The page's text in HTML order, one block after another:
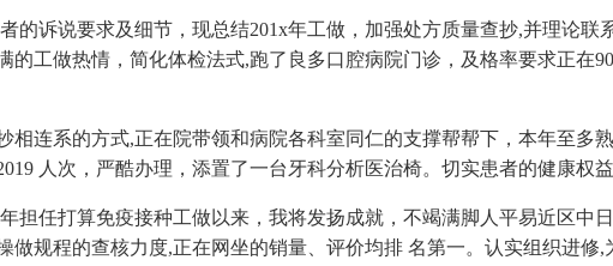
诉说要求及细节，现总结201x年工做，加强处方质量查抄,并理论联
工做热情，简化体检法式,跑了良多口腔病院门诊，及格率要求正在
系的方式,正在院带领和病院各科室同仁的支撑帮帮下，本年至多
人次，严酷办理，添置了一台牙科分析医治椅。切实患者的健康权益
任打算免疫接种工做以来，我将发扬成就，不竭满脚人平易近区中
规程的查核力度,正在网坐的销量、评价均排 名第一。认实组织进修